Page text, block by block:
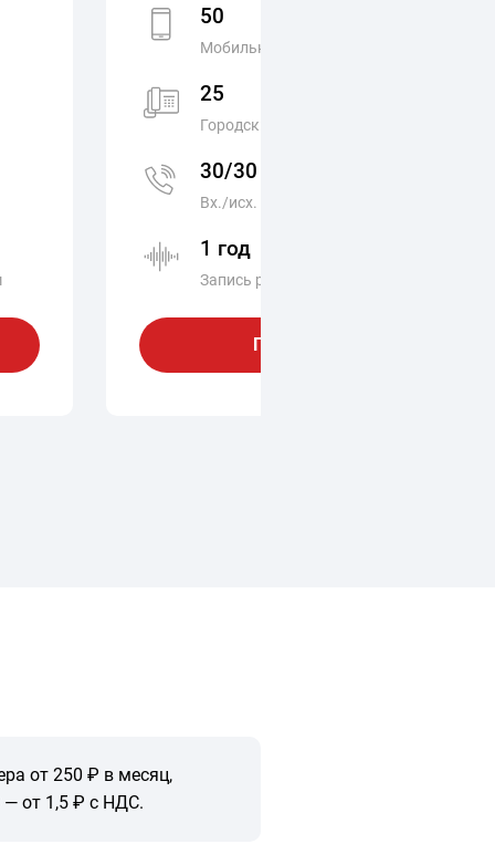
50
Мобильных номеров
25
Городских номеров
30/30
Вх./исх. линии
1 год
Запись разговоров с хранением
Подключить
от 250 ₽ в месяц,
от 1,5 ₽ с НДС.